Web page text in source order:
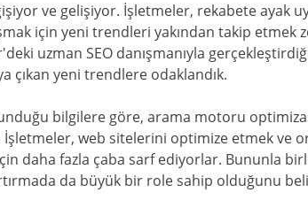
ve gelişiyor. İşletmeler, rekabete ayak
için yeni trendleri yakından takip etmek
uzman SEO danışmanıyla
yeni trendlere odaklandık.
bilgilere göre, arama motoru
İşletmeler, web sitelerini optimize etmek ve
daha fazla çaba sarf ediyorlar. Bununla
da büyük bir role sahip olduğunu